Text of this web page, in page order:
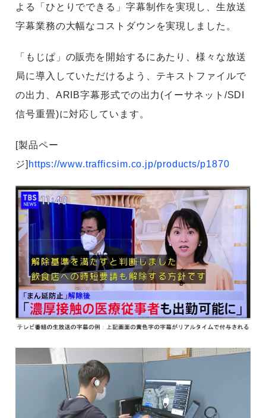
よる「ひとりでできる」字幕制作を実現し、生放送
字幕業務の大幅なコストダウンを実現しました。
「もじぱ」の販売を開始するにあたり、様々な放送
局に導入していただけるよう、テキストファイルで
の出力、ARIB字幕形式での出力(イーサネット/SDI
信号重畳)に対応しています。
[製品ペー
ジ] https://www.trafficsim.co.jp/products/p1870